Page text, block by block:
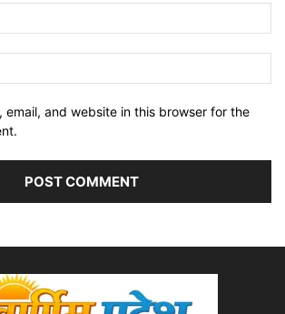
email, and website in this browser for the